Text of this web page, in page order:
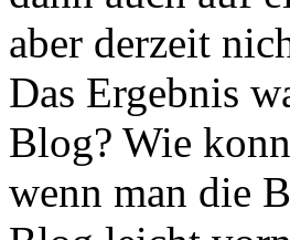
aber derzeit
Das Ergebnis
Blog? Wie
wenn man die